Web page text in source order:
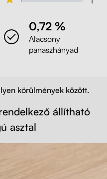
0,72 %
Alacsony
panaszhányad
körülmények között.
állítható
asztal